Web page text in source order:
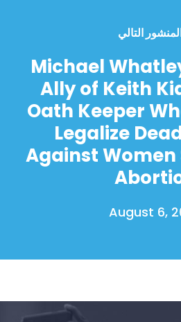
Shop
التالي
Michael
Ally of Keith
Oath Keeper
Legalize
Against Women
August 6,